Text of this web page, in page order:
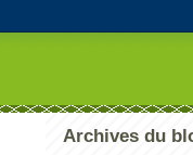
Archives du